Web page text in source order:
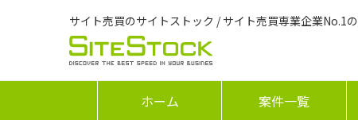
サイト売買のサイトストック / サイト売買専業企業No.1
ホーム 案件一覧